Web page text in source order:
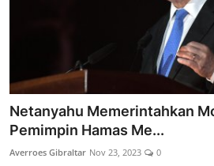
Netanyahu Memerintahkan
Pemimpin Hamas Me...
Averroes Gibraltar Nov 23, 2023 0